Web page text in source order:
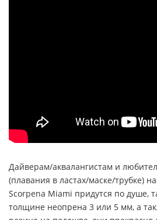
Дайверам/аквалангистам и
(плавания в ластах/маске/трубке)
Scorpena Miami придутся по душе,
толщине неопрена 3 или 5 мм, а